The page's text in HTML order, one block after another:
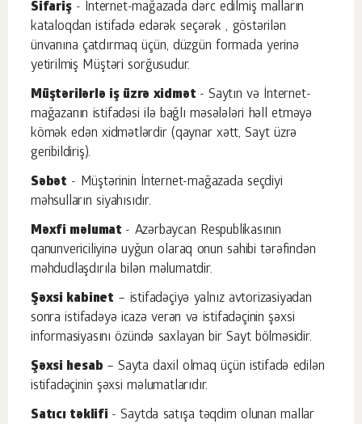
Sifariş- İnternet-mağazada dərc edilmiş malların
kataloqdan istifadə edərək seçərək , göstərilən
ünvanına çatdırmaq üçün, düzgün formada yerinə
yetirilmiş Müştəri sorğusudur.
Müştərilərlə iş üzrə xidmət - Saytın və İnternet-
mağazanın istifadəsi ilə bağlı məsələləri həll etməyə
kömək edən xidmətlərdir (qaynar xətt, Sayt üzrə
geribildiriş).
Səbət - Müştərinin İnternet-mağazada seçdiyi
məhsulların siyahısıdır.
Məxfi məlumat - Azərbaycan Respublikasının
qanunvericiliyinə uyğun olaraq onun sahibi tərəfindən
məhdudlaşdırıla bilən məlumatdir.
Şəxsi kabinet – istifadəçiyə yalnız avtorizasiyadan
sonra istifadəyə icazə verən və istifadəçinin şəxsi
informasiyasını özündə saxlayan bir Sayt bölməsidir.
Şəxsi hesab – Sayta daxil olmaq üçün istifadə edilən
istifadəçinin şəxsi məlumatlarıdır.
Satıcı təklifi - Saytda satışa təqdim olunan mallar